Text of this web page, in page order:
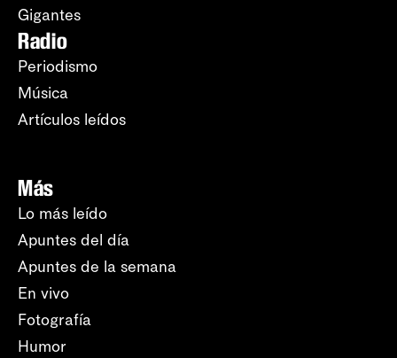
Gigantes
Radio
Periodismo
Música
Artículos leídos
Más
Lo más leído
Apuntes del día
Apuntes de la semana
En vivo
Fotografía
Humor